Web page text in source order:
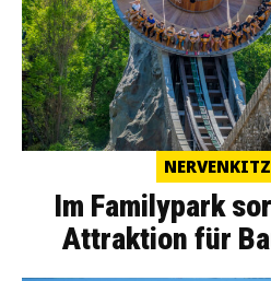
Im Familypark
Attraktion für